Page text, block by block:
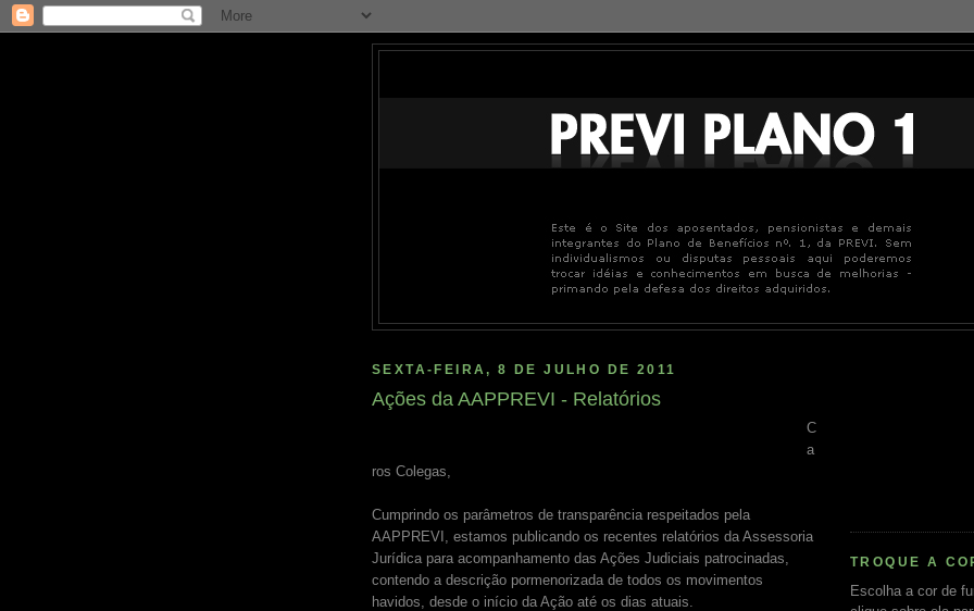
SEXTA-FEIRA, 8 DE JULHO DE 2011
Ações da AAPPREVI - Relatórios
C
a
ros Colegas,
Cumprindo os parâmetros de transparência respeitados pela
AAPPREVI, estamos publicando os recentes relatórios da Assessoria
Jurídica para acompanhamento das Ações Judiciais patrocinadas,
contendo a descrição pormenorizada de todos os movimentos
havidos, desde o início da Ação até os dias atuais.
TROQUE A
Escolha a cor de